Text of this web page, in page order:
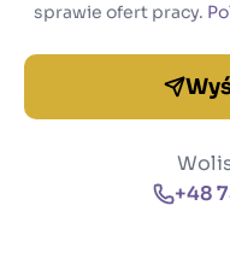
sprawie ofert pracy.
+48